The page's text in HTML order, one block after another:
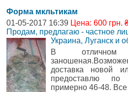
Форма мкльтикам
01-05-2017 16:39 Цена: 600 грн.
Продам, предлагаю - частное
Украина, Луганск и
В отличном
доставка новой
предоставлю по
примерно 46-48. Все